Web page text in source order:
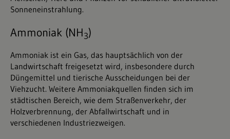
Sonneneinstrahlung.
Ammoniak (NH3)
Ammoniak ist ein Gas, das hauptsächlich von der
Landwirtschaft freigesetzt wird, insbesondere durch
Düngemittel und tierische Ausscheidungen bei der
Viehzucht. Weitere Ammoniakquellen finden sich im
städtischen Bereich, wie dem Straßenverkehr, der
Holzverbrennung, der Abfallwirtschaft und in
verschiedenen Industriezweigen.